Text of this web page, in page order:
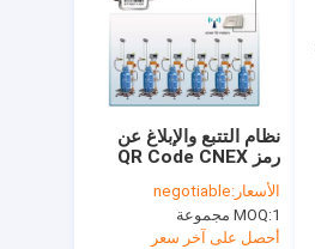
نظام التتبع والإبلاغ عن
رمز QR Code CNEX
المعدني الذكي
الأسعار:negotiable
MOQ:1 مجموعة
أحصل على آخر سعر